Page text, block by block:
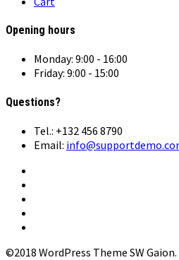
Opening hours
Monday: 9:00 - 16:00
Friday: 9:00 - 15:00
Questions?
Tel.: +132 456 8790
Email:
©2018 WordPress Theme SW